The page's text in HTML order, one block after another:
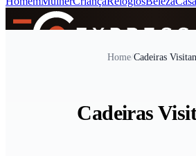
Home/Cadeiras
Cadeiras